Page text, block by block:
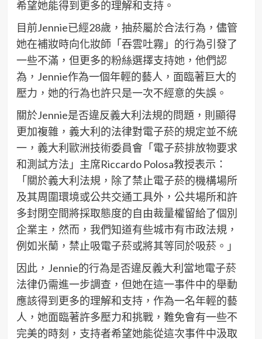
希望她能得到更多的理解和支持。
目前Jennie已經28歲，抽菸屬於合法行為，儘管
她在補妝時向化妝師「吞雲吐霧」的行為引發了
一些不滿，但更多的粉絲選擇支持她，他們認
為，Jennie作為一個年輕的藝人，面臨著巨大的
壓力，她的行為也許只是一次不經意的失誤。
關於Jennie是否違反義大利法規的問題，則顯得
更加複雜，義大利的法律對電子菸的規定並不統
一，義大利歐洲技術委員會「電子菸排放物要求
和測試方法」主席Riccardo Polosa教授表示：
「關於義大利法規，除了禁止電子菸的機構場所
及其周圍環境或公共交通工具外，公共場所和許
多封閉空間將採取態度的自由裁量權留給了個別
企業主，然而，我們知道有些城市有市政法規，
例如米蘭，禁止吸電子菸或將其等同於吸菸。」
因此，Jennie的行為是否違反義大利當地電子菸
法律仍需進一步調查，但她在這一事件中的舉動
應該得到更多的理解和支持，作為一名年輕的藝
人，她面臨著許多壓力和挑戰，難免會有一些不
完美的時刻，支持者希望她能從這次事件中汲取